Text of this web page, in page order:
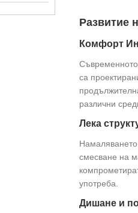
Развитие
Комфорт
Съвременното
са
различни
Лека
смесване на
употреба.
Дишане и